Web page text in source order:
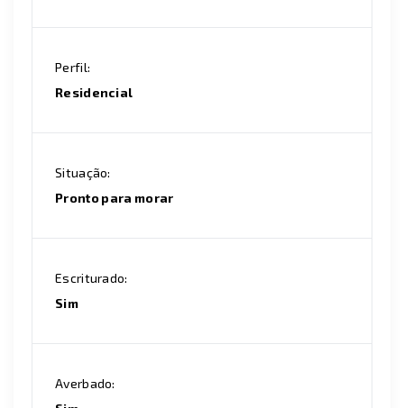
Perfil:
Residencial
Situação:
Pronto para morar
Escriturado:
Sim
Averbado: